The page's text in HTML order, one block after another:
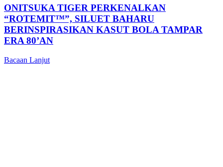
ONITSUKA TIGER PERKENALKAN
“ROTEMIT™”, SILUET BAHARU
BERINSPIRASIKAN KASUT BOLA TAMPAR
ERA 80’AN
Bacaan Lanjut